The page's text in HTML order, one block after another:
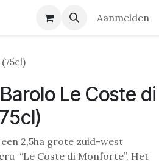
Aanmelden
Le Coste di
2,5ha grote zuid-west
“Le Coste di Monforte”. Het